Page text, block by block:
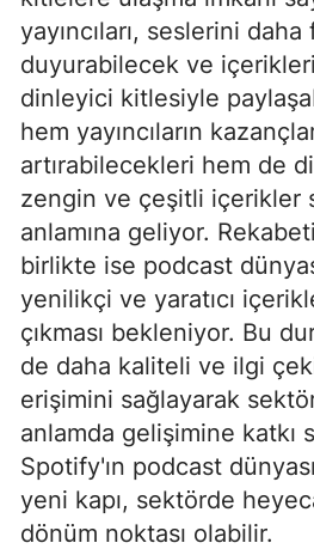
yayıncıları, seslerini
duyurabilecek ve
dinleyici kitlesiyle
hem yayıncıların
artırabilecekleri hem de
zengin ve çeşitli içerikler
anlamına geliyor.
birlikte ise podcast
yenilikçi ve yaratıcı
çıkması bekleniyor. Bu
de daha kaliteli ve ilgi
erişimini sağlayarak
anlamda gelişimine katkı
Spotify'ın podcast
yeni kapı, sektörde
dönüm noktası olabilir.